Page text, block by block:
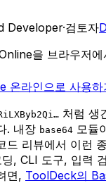
Developer·검토자
을 브라우저
온라인으로 사용
처럼 생
. 내장 base64 모듈
리뷰에서 이런
, CLI 도구, 입력
면, ToolDeck의